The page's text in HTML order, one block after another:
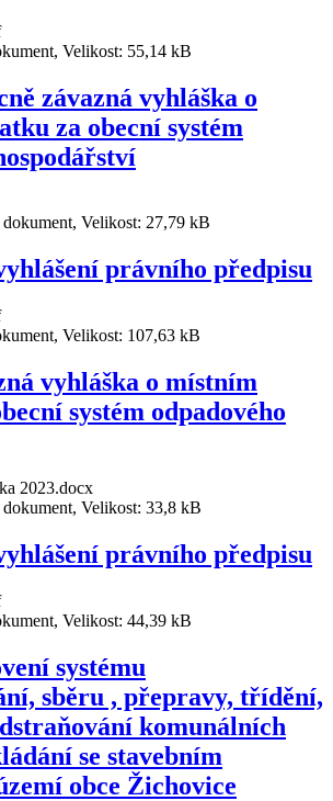
Velikost: 55,14 kB
závazná vyhláška o
za obecní systém
Velikost: 27,79 kB
právního předpisu
Velikost: 107,63 kB
vyhláška o místním
systém odpadového
2023.docx
Velikost: 33,8 kB
právního předpisu
Velikost: 44,39 kB
systému
sběru , přepravy, třídění,
komunálních
se stavebním
obce Žichovice